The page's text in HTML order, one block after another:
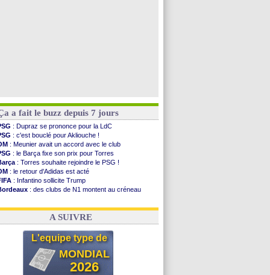
a fait le buzz depuis 7 jours
: Dupraz se prononce pour la LdC
: c'est bouclé pour Akliouche !
: Meunier avait un accord avec le club
: le Barça fixe son prix pour Torres
: Torres souhaite rejoindre le PSG !
: le retour d'Adidas est acté
: Infantino sollicite Trump
: des clubs de N1 montent au créneau
: le démenti de Leipzig pour Diomandé
A SUIVRE
L'equipe type de
MONDIAL
2026